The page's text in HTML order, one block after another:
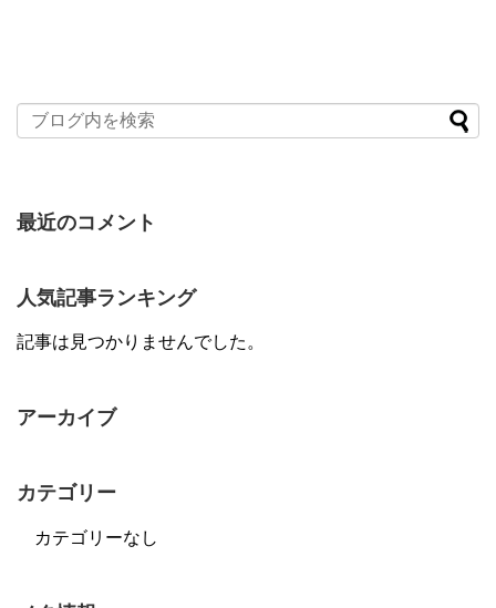
最近のコメント
人気記事ランキング
記事は見つかりませんでした。
アーカイブ
カテゴリー
カテゴリーなし